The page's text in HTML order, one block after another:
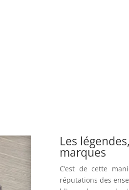
Les
marques
C’est de cette
réputations des